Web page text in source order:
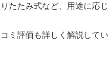
たたみ式など、用途に応
ミ評価も詳しく解説して